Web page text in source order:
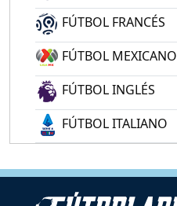
FÚTBOL FRANCÉS
FÚTBOL MEXICANO
FÚTBOL INGLÉS
FÚTBOL ITALIANO